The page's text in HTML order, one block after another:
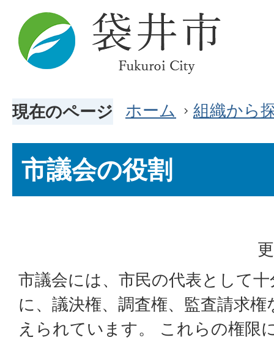
現在のページ ホーム 組織から
市議会の役割
市議会には、市民の代表として
に、議決権、調査権、監査請求
えられています。 これらの権限